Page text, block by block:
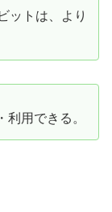
ットは、より
利用できる。